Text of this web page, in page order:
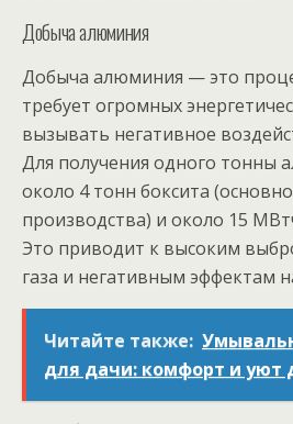
Добыча алюминия
Добыча алюминия — это
требует огромных
вызывать негативное
Для получения одного тонны
около 4 тонн боксита
производства) и около 15
Это приводит к высоким
газа и негативным эффектам
Читайте также:
для дачи: комфорт и уют